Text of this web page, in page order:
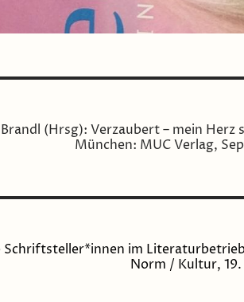
(Hrsg): Verzaubert – mein Herz
München: MUC Verlag,
Schriftsteller*innen im
Norm / Kultur,